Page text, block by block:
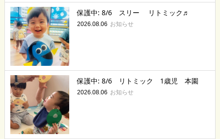
保護中: 8/6 スリー リトミック♬
2026.08.06 お知らせ
保護中: 8/6 リトミック 1歳児 本園
2026.08.06 お知らせ